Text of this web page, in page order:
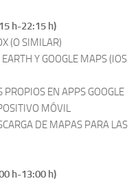
h-22:15 h)
(O SIMILAR)
Y GOOGLE MAPS (IOS
EN APPS GOOGLE
MÓVIL
DE MAPAS PARA LAS
h-13:00 h)